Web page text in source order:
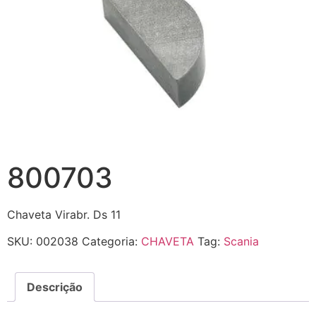
800703
Chaveta Virabr. Ds 11
SKU: 002038 Categoria: CHAVETA Tag: Scania
Descrição